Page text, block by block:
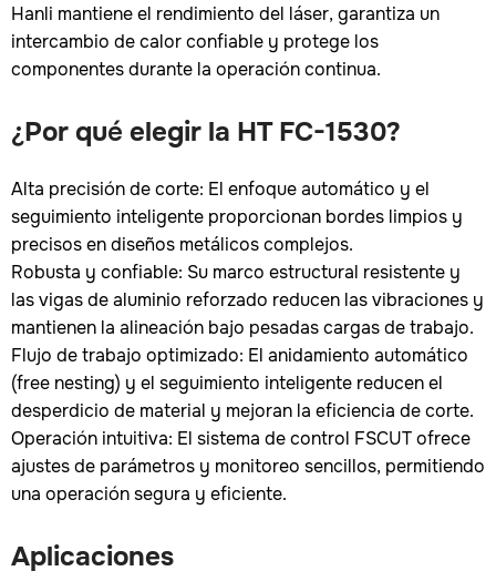
Hanli mantiene el rendimiento del láser, garantiza un
intercambio de calor confiable y protege los
componentes durante la operación continua.
¿Por qué elegir la HT FC-1530?
Alta precisión de corte: El enfoque automático y el
seguimiento inteligente proporcionan bordes limpios y
precisos en diseños metálicos complejos.
Robusta y confiable: Su marco estructural resistente y
las vigas de aluminio reforzado reducen las vibraciones y
mantienen la alineación bajo pesadas cargas de trabajo.
Flujo de trabajo optimizado: El anidamiento automático
(free nesting) y el seguimiento inteligente reducen el
desperdicio de material y mejoran la eficiencia de corte.
Operación intuitiva: El sistema de control FSCUT ofrece
ajustes de parámetros y monitoreo sencillos, permitiendo
una operación segura y eficiente.
Aplicaciones